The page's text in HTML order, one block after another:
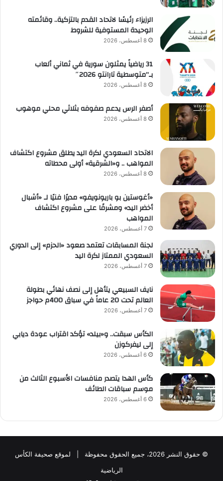
الرزيزاء رئيسًا لاتحاد القدم بالتزكية.. وقائمته
الوحيدة المستوفية للشروط
8 أغسطس، 2026
31 رياضياً يمثلون سورية في ثماني ألعاب
بـ”متوسطية تارانتو 2026″
8 أغسطس، 2026
أصفر الرس يدعم صفوفه بثلاثي محلي موهوب
8 أغسطس، 2026
الاتحاد السعودي لكرة اليد يطلق مشروع اكتشاف
المواهب .. و«الشرقية» أولى محطاته
8 أغسطس، 2026
«أغوستين بو باريونويفو» مديرًا فنيًا لـ «أشبال
أخضر اليد» ومشرفًا على مشروع اكتشاف
المواهب
7 أغسطس، 2026
لجنة المسابقات تعتمد صعود «الحزم» إلى الدوري
السعودي الممتاز لكرة اليد
7 أغسطس، 2026
نايف السبيعي يتأهل إلى نصف نهائي بطولة
العالم تحت 20 عاماً في سباق 400م حواجز
7 أغسطس، 2026
الكأس سبقت.. و«بيلد» تؤكد اقتراب عودة ديابي
إلى ليفركوزن
6 أغسطس، 2026
كأس الهدا يتصدر منافسات الأسبوع الثالث من
موسم سباقات الطائف
6 أغسطس، 2026
© حقوق النشر 2026، جميع الحقوق محفوظة | لموقع صحيفة الكأس
الرياضية